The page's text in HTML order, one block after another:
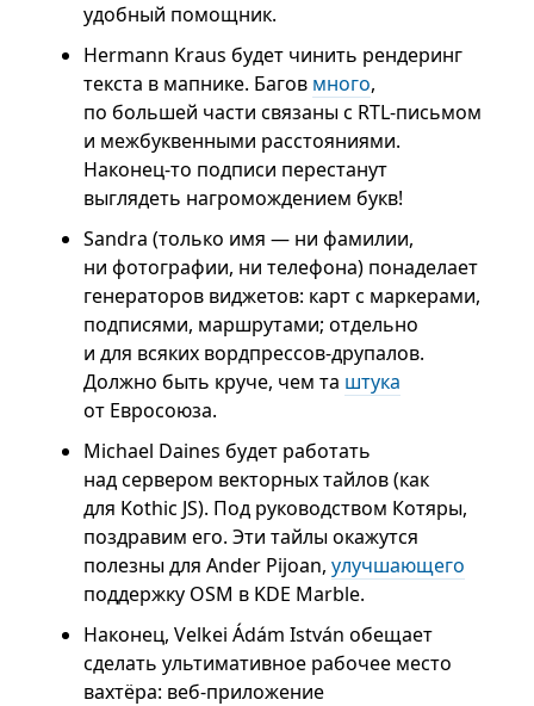
удобный помощник.
Hermann Kraus будет чинить рендеринг
текста в мапнике. Багов много,
по большей части связаны с RTL-письмом
и межбуквенными расстояниями.
Наконец-то подписи перестанут
выглядеть нагромождением букв!
Sandra (только имя — ни фамилии,
ни фотографии, ни телефона) понаделает
генераторов виджетов: карт с маркерами,
подписями, маршрутами; отдельно
и для всяких вордпрессов-друпалов.
Должно быть круче, чем та штука
от Евросоюза.
Michael Daines будет работать
над сервером векторных тайлов (как
для Kothic JS). Под руководством Котяры,
поздравим его. Эти тайлы окажутся
полезны для Ander Pijoan, улучшающего
поддержку OSM в KDE Marble.
Наконец, Velkei Ádám István обещает
сделать ультимативное рабочее место
вахтёра: веб-приложение